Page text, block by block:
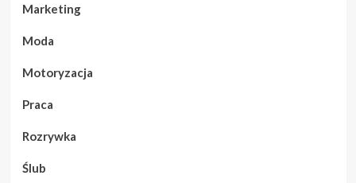
Marketing
Moda
Motoryzacja
Praca
Rozrywka
Ślub